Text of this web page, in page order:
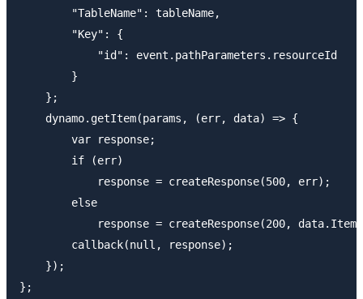
        "TableName": tableName,
        "Key": {
            "id": event.pathParameters.resourceId
        }
    };
    dynamo.getItem(params, (err, data) => {
        var response;
        if (err)
            response = createResponse(500, err);
        else
response = createResponse(200,
        callback(null, response);
    });
};